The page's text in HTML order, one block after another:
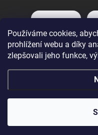
Používáme cookies,
prohlížení webu a díky
zlepšovali jeho funkce,
Copyright 2026Inhand.cz.